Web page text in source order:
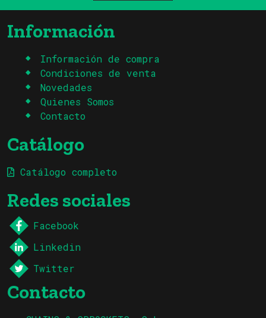
Información
Información de compra
Condiciones de venta
Novedades
Quienes Somos
Contacto
Catálogo
Catálogo completo
Redes sociales
Facebook
Linkedin
Twitter
Contacto